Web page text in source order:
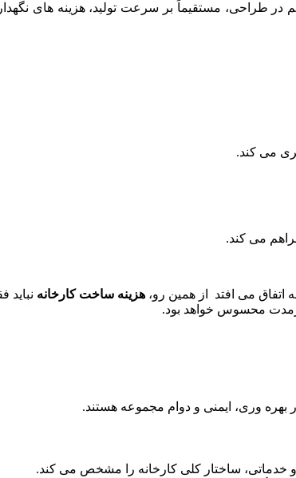
طراحی، مستقیماً بر سرعت تولید، هزینه های
می کند.
می کند.
هزینه ساخت کارخانه
محسوس خواهد بود.
بهره وری، ایمنی و دوام مجموعه هستند.
خدماتی، ساختار کلی کارخانه را مشخص می کند.